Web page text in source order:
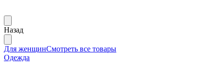
Назад
Для женщинСмотреть все товары
Одежда